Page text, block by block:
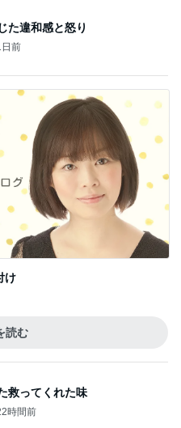
た違和感と怒り
日前
け
読む
救ってくれた味
時間前